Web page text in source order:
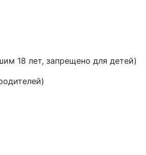
18 лет, запрещено для детей)